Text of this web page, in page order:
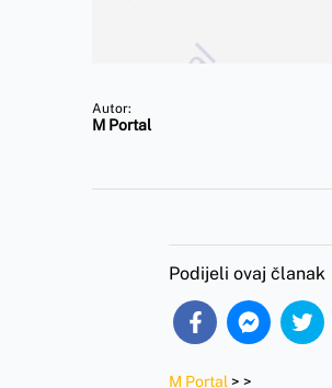
Autor:
M Portal
Podijeli ovaj članak
M Portal > >